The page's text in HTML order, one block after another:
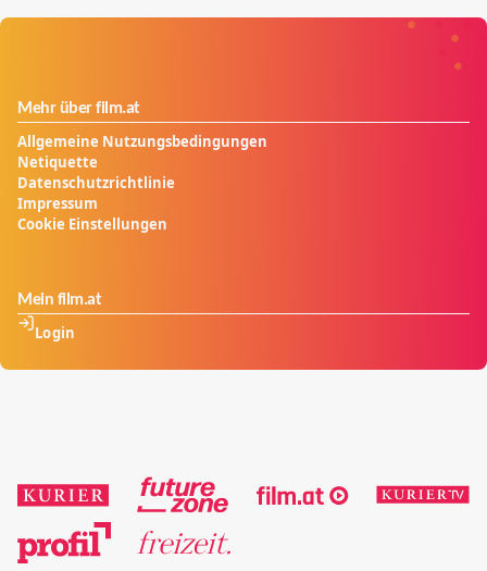
damit sie das richtige Band ihrem Auftraggeber
Mehr über film.at
Allgemeine Nutzungsbedingungen
Netiquette
Datenschutzrichtlinie
Impressum
Cookie Einstellungen
Mein film.at
Login